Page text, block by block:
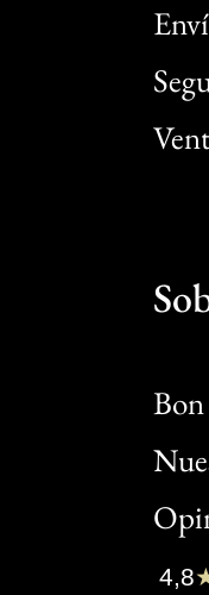
Bon
Clic
4,8